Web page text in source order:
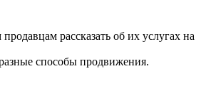
рассказать об их услугах на
способы продвижения.